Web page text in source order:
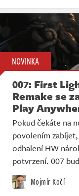
NOVINKA
007: First
Remake se
Play
Pokud čekáte na
povolením
odhalení HW
potvrzení. 007
Mojmír Kočí